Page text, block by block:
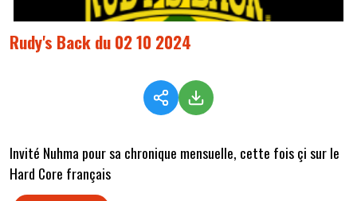
Rudy's Back du 02 10 2024
Invité Nuhma pour sa chronique mensuelle, cette fois çi sur le
Hard Core français